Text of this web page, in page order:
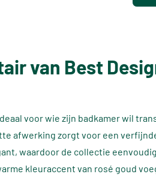
van Best
voor wie zijn badkamer wil
afwerking zorgt voor een
waardoor de collectie
kleuraccent van rosé goud